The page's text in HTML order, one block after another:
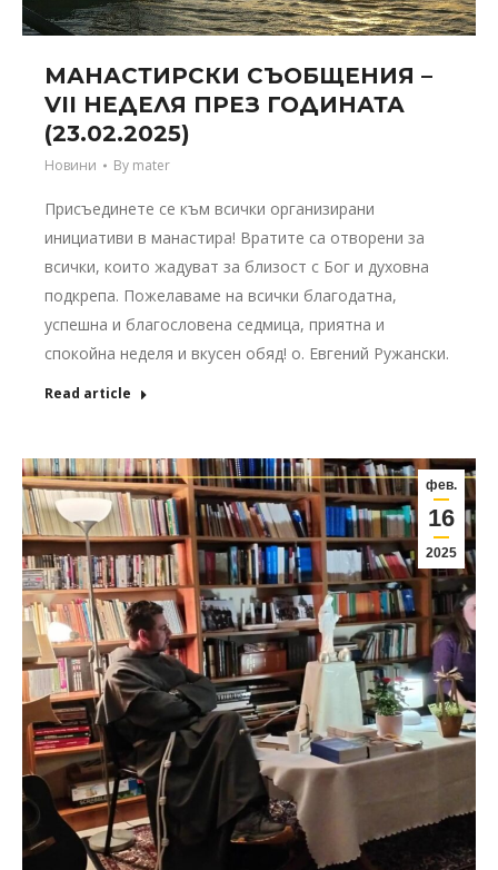
МАНАСТИРСКИ СЪОБЩЕНИЯ –
VII НЕДЕЛЯ ПРЕЗ ГОДИНАТА
(23.02.2025)
Новини By mater
Присъединете се към всички организирани
инициативи в манастира! Вратите са отворени за
всички, които жадуват за близост с Бог и духовна
подкрепа. Пожелаваме на всички благодатна,
успешна и благословена седмица, приятна и
спокойна неделя и вкусен обяд! о. Евгений Ружански.
Read article
фев.
16
2025